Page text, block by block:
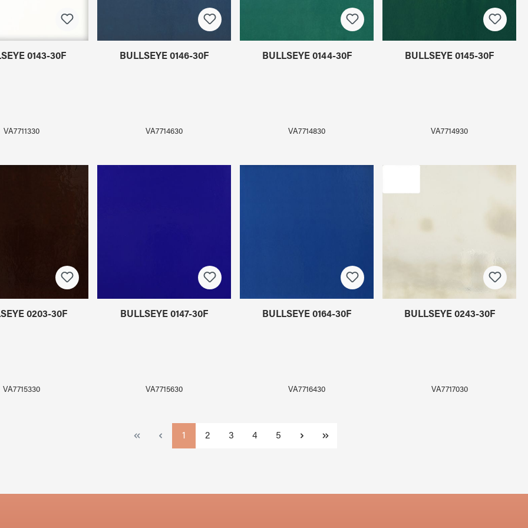
0143-30F
VA7711330
BULLSEYE 0146-30F
VA7714630
BULLSEYE 0144-30F
VA7714830
BULLSEYE 0145-30F
VA7714930
0203-30F
VA7715330
BULLSEYE 0147-30F
VA7715630
BULLSEYE 0164-30F
VA7716430
BULLSEYE 0243-30F
VA7717030
Seite
1 Seite
2 Seite
3 Seite
4 Seite
5